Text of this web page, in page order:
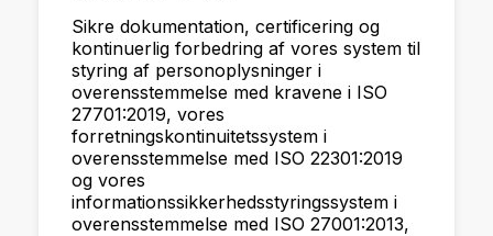
Sikre dokumentation, certificering og
kontinuerlig forbedring af vores system til
styring af personoplysninger i
overensstemmelse med kravene i ISO
27701:2019, vores
forretningskontinuitetssystem i
overensstemmelse med ISO 22301:2019
og vores
informationssikkerhedsstyringssystem i
overensstemmelse med ISO 27001:2013,